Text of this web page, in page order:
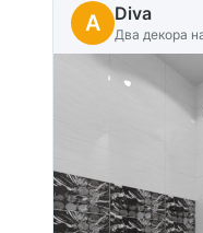
A Diva
Два декора